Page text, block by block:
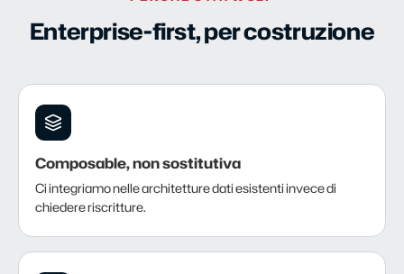
Enterprise-first, per costruzione
Composable, non sostitutiva
Ci integriamo nelle architetture dati esistenti invece di
chiedere riscritture.